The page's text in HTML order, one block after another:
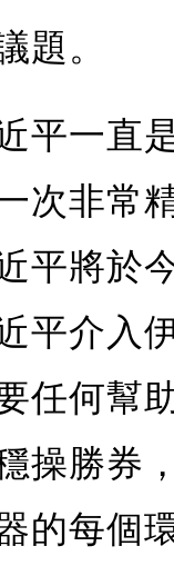
題。
平一直
次非常
平將於
平介入
任何幫
操勝券
的每個